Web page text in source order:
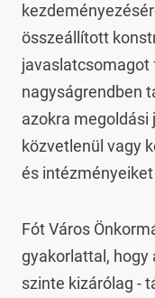
összeállított
javaslatcsomagot
nagyságrendben
azokra
közvetlenül vagy
és
Fót Város
gyakorlattal, hogy
szinte kizárólag -